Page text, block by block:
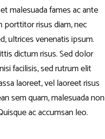
malesuada fames ac ante
porttitor risus diam, nec
ultrices venenatis ipsum.
dictum risus. Sed dolor
facilisis, sed rutrum elit
laoreet, vel laoreet risus
sem quam, malesuada non
ac accumsan leo.